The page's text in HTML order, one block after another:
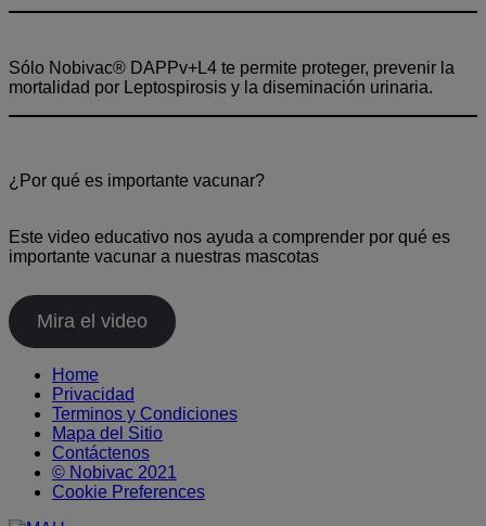
Sólo Nobivac® DAPPv+L4 te permite proteger, prevenir la
mortalidad por Leptospirosis y la diseminación urinaria.
¿Por qué es importante vacunar?
Este video educativo nos ayuda a comprender por qué es
importante vacunar a nuestras mascotas
Mira el video
Home
Privacidad
Terminos y Condiciones
Mapa del Sitio
Contáctenos
© Nobivac 2021
Cookie Preferences